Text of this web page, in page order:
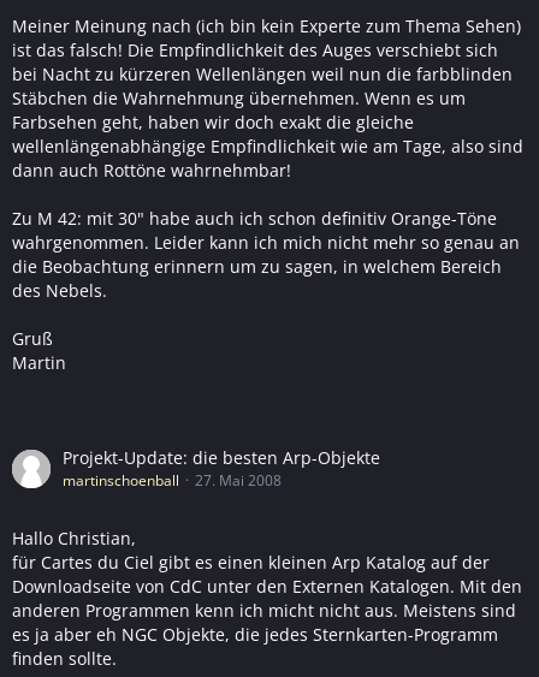
Meiner Meinung nach (ich bin kein Experte zum Thema Sehen)
ist das falsch! Die Empfindlichkeit des Auges verschiebt sich
bei Nacht zu kürzeren Wellenlängen weil nun die farbblinden
Stäbchen die Wahrnehmung übernehmen. Wenn es um
Farbsehen geht, haben wir doch exakt die gleiche
wellenlängenabhängige Empfindlichkeit wie am Tage, also sind
dann auch Rottöne wahrnehmbar!
Zu M 42: mit 30" habe auch ich schon definitiv Orange-Töne
wahrgenommen. Leider kann ich mich nicht mehr so genau an
die Beobachtung erinnern um zu sagen, in welchem Bereich
des Nebels.
Gruß
Martin
Projekt-Update: die besten Arp-Objekte
martinschoenball 27. Mai 2008
Hallo Christian,
für Cartes du Ciel gibt es einen kleinen Arp Katalog auf der
Downloadseite von CdC unter den Externen Katalogen. Mit den
anderen Programmen kenn ich micht nicht aus. Meistens sind
es ja aber eh NGC Objekte, die jedes Sternkarten-Programm
finden sollte.